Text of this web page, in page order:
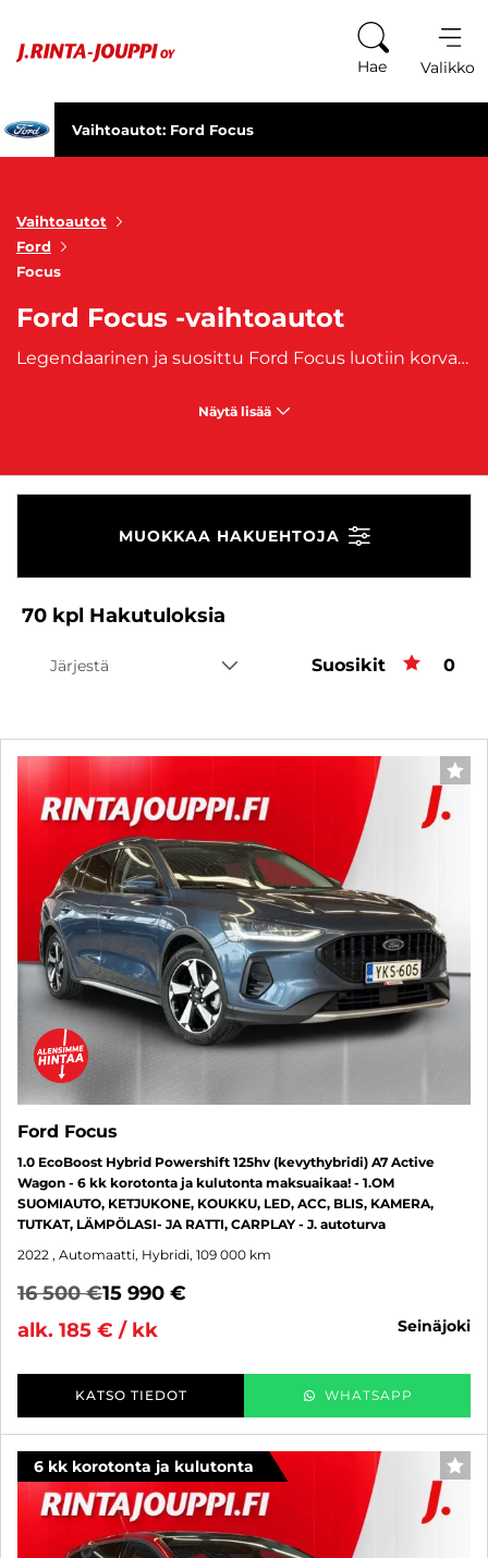
Hae Valikko
Vaihtoautot: Ford Focus
Vaihtoautot
Ford
Focus
Ford Focus -vaihtoautot
Legendaarinen ja suosittu Ford Focus luotiin korvaamaan Ford Escort -malli ja onkin napannut paikan oma luokkansa huipulla. Luotettava Ford Focus takaa matkasi sujuvan ja turvallisen etenemisen. Urheilullisempi Ford Focus RS tarjoaa tehokkaan moottorin lisäksi erinomaisen ajotuntuman. J. Rinta-Joupilta ostat oman Ford Focus -autosi, joihin on saatavilla myös edullinen
Näytä lisää
MUOKKAA HAKUEHTOJA
70 kpl Hakutuloksia
Järjestä Suosikit 0
Ford Focus
1.0 EcoBoost Hybrid Powershift 125hv (kevythybridi) A7 Active
Wagon - 6 kk korotonta ja kulutonta maksuaikaa! - 1.OM
SUOMIAUTO, KETJUKONE, KOUKKU, LED, ACC, BLIS, KAMERA,
TUTKAT, LÄMPÖLASI- JA RATTI, CARPLAY - J. autoturva
2022 , Automaatti, Hybridi, 109 000 km
16 500 €15 990 €
alk. 185 € / kk
seinäjoki
KATSO TIEDOT WHATSAPP
6 kk korotonta ja kulutonta